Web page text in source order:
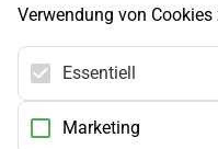
Hilfe
Kundenservice
Widerrufsbelehrung
Versandkosten
Verwendung von Cookies
Essentiell
Marketing